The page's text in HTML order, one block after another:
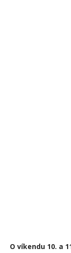
O víkendu 10. a